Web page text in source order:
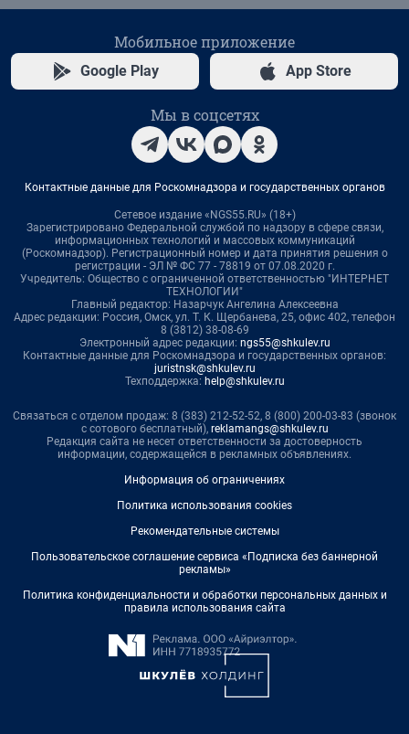
Мобильное приложение
Google Play App Store
Мы в соцсетях
Контактные данные для Роскомнадзора и государственных органов
Сетевое издание «NGS55.RU» (18+)
Зарегистрировано Федеральной службой по надзору в сфере связи,
информационных технологий и массовых коммуникаций
(Роскомнадзор). Регистрационный номер и дата принятия решения о
регистрации - ЭЛ № ФС 77 - 78819 от 07.08.2020 г.
Учредитель: Общество с ограниченной ответственностью "ИНТЕРНЕТ
ТЕХНОЛОГИИ"
Главный редактор: Назарчук Ангелина Алексеевна
Адрес редакции: Россия, Омск, ул. Т. К. Щербанева, 25, офис 402, телефон
8 (3812) 38-08-69
Электронный адрес редакции: ngs55@shkulev.ru
Контактные данные для Роскомнадзора и государственных органов:
juristnsk@shkulev.ru
Техподдержка: help@shkulev.ru
Связаться с отделом продаж: 8 (383) 212-52-52, 8 (800) 200-03-83 (звонок
с сотового бесплатный), reklamangs@shkulev.ru
Редакция сайта не несет ответственности за достоверность
информации, содержащейся в рекламных объявлениях.
Информация об ограничениях
Политика использования cookies
Рекомендательные системы
Пользовательское соглашение сервиса «Подписка без баннерной
рекламы»
Политика конфиденциальности и обработки персональных данных и
правила использования сайта